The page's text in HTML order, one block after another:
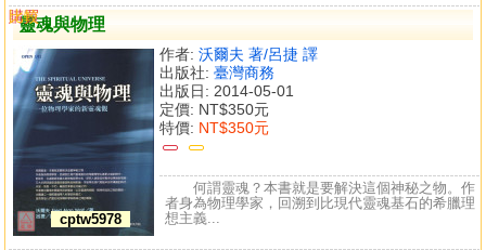
靈魂與物理
cptw5978
作者: 沃爾夫 著/呂捷 譯
出版社: 臺灣商務
出版日: 2014-05-01
定價: NT$350元
特價: NT$350元
購買
比較
何謂靈魂？本書就是要解決這個神秘之物。作
者身為物理學家，回溯到比現代靈魂基石的希臘理
想主義...